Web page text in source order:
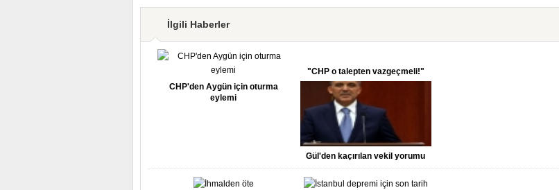
İlgili Haberler
CHP'den Aygün için oturma
eylemi
"CHP o talepten vazgeçmeli!"
Gül'den kaçırılan vekil yorumu